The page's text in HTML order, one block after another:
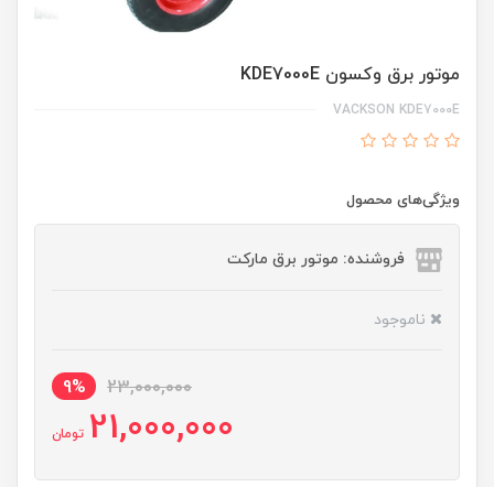
موتور برق وکسون KDE7000E
VACKSON KDE7000E
ویژگی‌های محصول
فروشنده: موتور برق مارکت
ناموجود
23,000,000
9%
21,000,000 تومان